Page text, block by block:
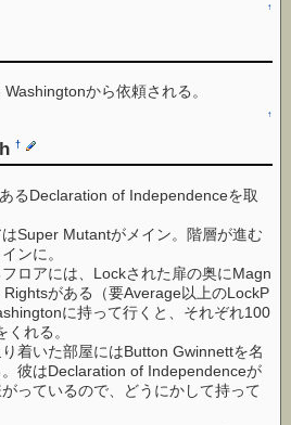
↑
から依頼される。
↑
†
るDeclaration of Independenceを取
Super Mutantがメイン。階層が進む
ンに。
ロアには、Lockされた扉の奥にMagn
がある（要Average以上のLockP
に持って行くと、それぞれ100
れる。
着いた部屋にはButton Gwinnettを名
彼はDeclaration of Independenceが
っているので、どうにかして持って